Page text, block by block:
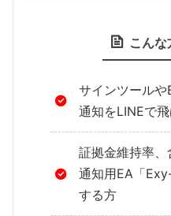
こん
サインツールや
通知をLINEで
証拠金維持率、
通知用EA「
する方